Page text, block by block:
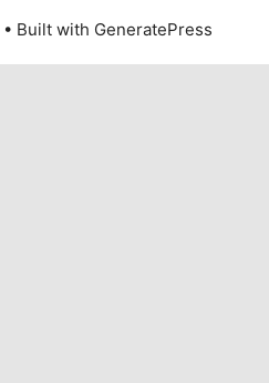
• Built with GeneratePress